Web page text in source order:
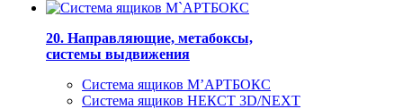
20. Направляющие, метабоксы,
системы выдвижения
Система ящиков М’АРТБОКС
Система ящиков НЕКСТ 3D/NEXT